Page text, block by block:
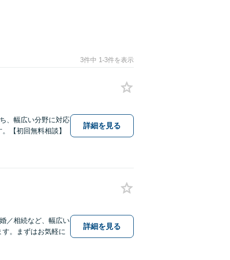
3件中 1-3件を表示
、幅広い分野に対応
【初回無料相談】
詳細を見る
／相続など、幅広い
。まずはお気軽に
詳細を見る